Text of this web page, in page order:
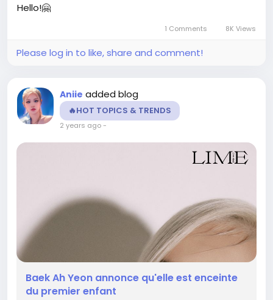
Hello!🤗
1 Comments 8K Views
Please log in to like, share and comment!
Aniie added blog
🔥HOT TOPICS & TRENDS
2 years ago-
Baek Ah Yeon annonce qu'elle est enceinte
du premier enfant